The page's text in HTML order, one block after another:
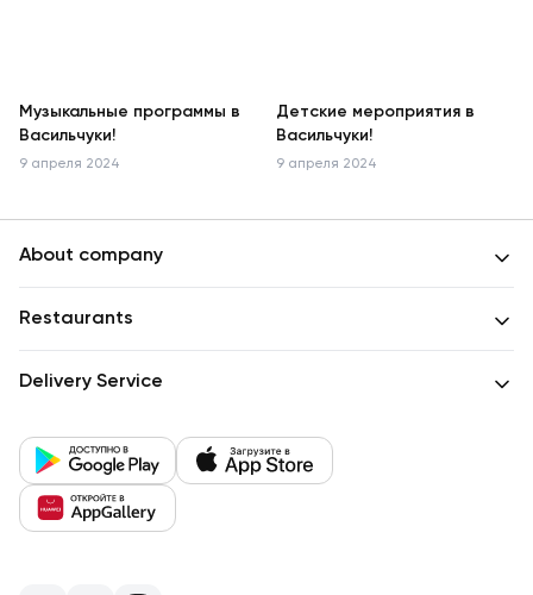
Музыкальные программы в
Васильчуки!
9 апреля 2024
Детские мероприятия в
Васильчуки!
9 апреля 2024
About company
Restaurants
Delivery Service